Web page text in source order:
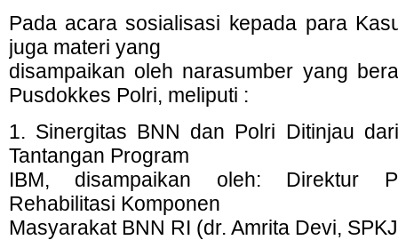
Pada acara sosialisasi kepada para
juga materi yang
disampaikan oleh narasumber yang
Pusdokkes Polri, meliputi :
1. Sinergitas BNN dan Polri Ditinjau
Tantangan Program
IBM, disampaikan oleh: Direktur
Rehabilitasi Komponen
Masyarakat BNN RI (dr. Amrita Devi,